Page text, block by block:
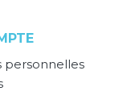
personnelles